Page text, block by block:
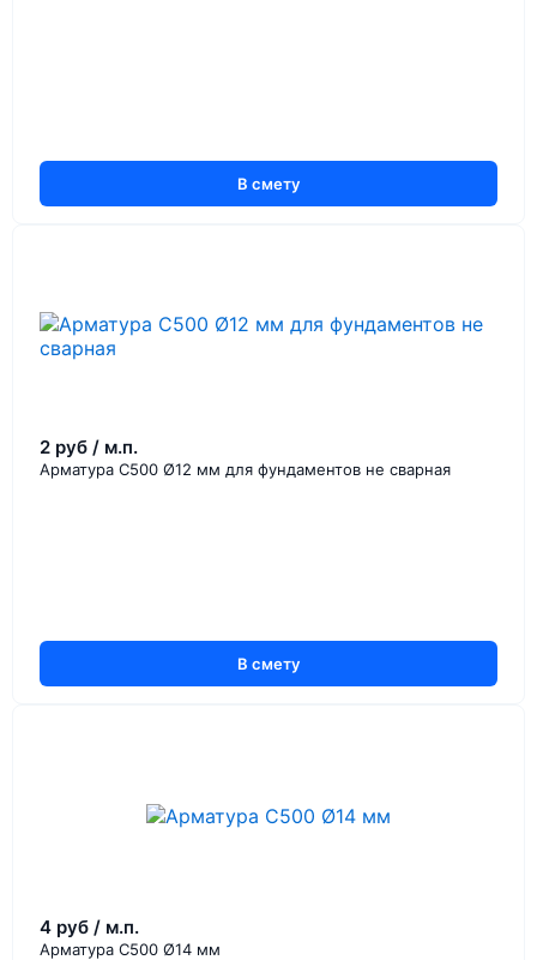
В смету
2 руб / м.п.
Арматура С500 Ø12 мм для фундаментов не сварная
В смету
4 руб / м.п.
Арматура С500 Ø14 мм